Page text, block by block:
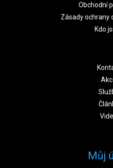
Obchodní
Zásady ochrany
Kdo
Můj